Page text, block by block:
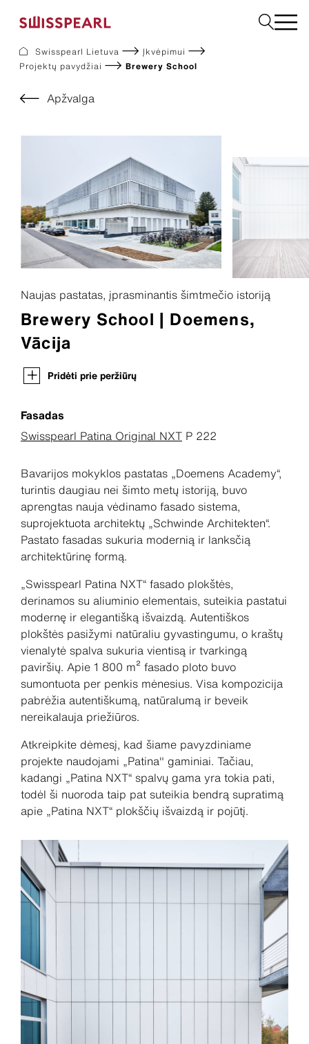
Įmonė
Paslaugos
Įkvėpimui
Tvarumas
Fasadas
Statybinės
Swisspearl Lietuva
Įkvėpimui
Projektų pavydžiai
Brewery School
Apžvalga
Naujas pastatas, įprasminantis šimtmečio istoriją
Brewery School | Doemens,
Vācija
Pridėti prie peržiūrų
Fasadas
Swisspearl Patina Original NXT P 222
Bavarijos mokyklos pastatas „Doemens Academy“,
turintis daugiau nei šimto metų istoriją, buvo
aprengtas nauja vėdinamo fasado sistema,
suprojektuota architektų „Schwinde Architekten“.
Pastato fasadas sukuria modernią ir lanksčią
architektūrinę formą.
„Swisspearl Patina NXT“ fasado plokštės,
derinamos su aliuminio elementais, suteikia pastatui
modernę ir elegantišką išvaizdą. Autentiškos
plokštės pasižymi natūraliu gyvastingumu, o kraštų
vienalytė spalva sukuria vientisą ir tvarkingą
paviršių. Apie 1 800 m² fasado ploto buvo
sumontuota per penkis mėnesius. Visa kompozicija
pabrėžia autentiškumą, natūralumą ir beveik
nereikalauja priežiūros.
Atkreipkite dėmesį, kad šiame pavyzdiniame
projekte naudojami „Patina" gaminiai. Tačiau,
kadangi „Patina NXT“ spalvų gama yra tokia pati,
todėl ši nuoroda taip pat suteikia bendrą supratimą
apie „Patina NXT“ plokščių išvaizdą ir pojūtį.